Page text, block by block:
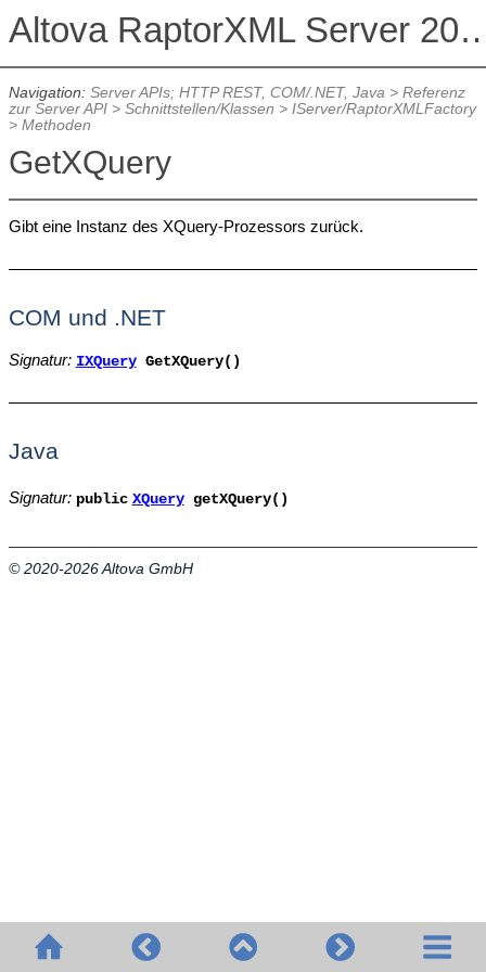
Altova
Navigation: Server APIs; HTTP REST, COM/.NET, Java> Referenz
zur Server API> Schnittstellen/Klassen > IServer/RaptorXMLFactory
> Methoden
GetXQuery
Gibt eine Instanz des XQuery-Prozessors zurück.
COM und .NET
Signatur: IXQueryGetXQuery()
Java
Signatur: public XQuerygetXQuery()
© 2020-2026 Altova GmbH